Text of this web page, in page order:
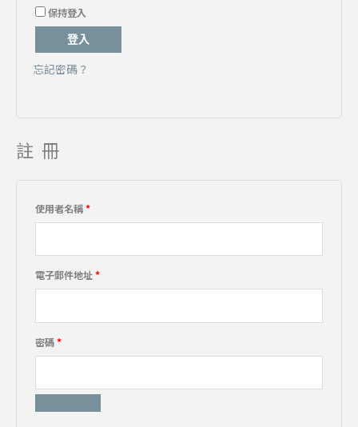
保持登入
登入
忘記密碼？
註冊
使用者名稱*
電子郵件地址*
密碼*